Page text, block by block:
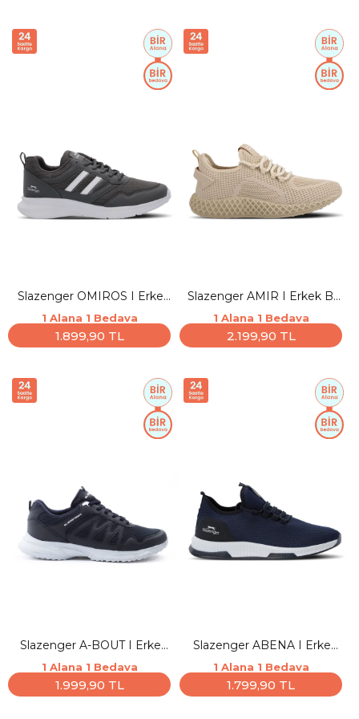
Slazenger OMIROS I Erkek
Koyu Gri Koşu & Yürüyüş
Spor Ayakkabısı
1 Alana 1 Bedava
1.899,90 TL
Slazenger AMIR I Erkek Bej
Koşu & Yürüyüş Spor
Ayakkabısı
1 Alana 1 Bedava
2.199,90 TL
Slazenger A-BOUT I Erkek
Lacivert Koşu & Yürüyüş
Spor Ayakkabısı
1 Alana 1 Bedava
1.999,90 TL
Slazenger ABENA I Erkek
Lacivert / Beyaz Sneaker
1 Alana 1 Bedava
1.799,90 TL